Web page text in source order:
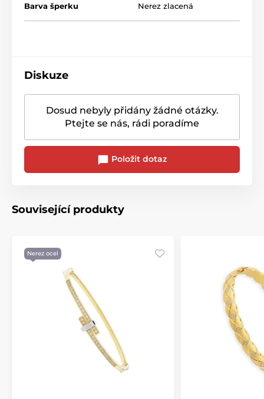
Barva šperku Nerez zlacená
Diskuze
Dosud nebyly přidány žádné otázky.
Ptejte se nás, rádi poradíme
Položit dotaz
Související produkty
Nerez ocel